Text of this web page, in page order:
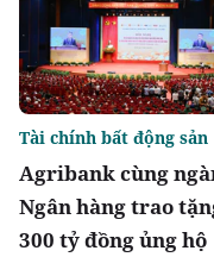
Agribank cùng
Ngân hàng trao
300 tỷ đồng ủng hộ
Tài chính bất động sản